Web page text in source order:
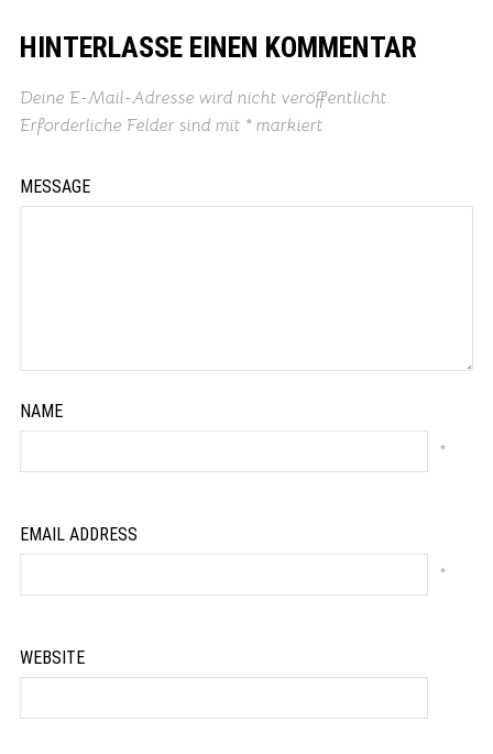
HINTERLASSE EINEN KOMMENTAR
Deine E-Mail-Adresse wird nicht veröffentlicht.
Erforderliche Felder sind mit *markiert
MESSAGE
NAME
*
EMAIL ADDRESS
*
WEBSITE